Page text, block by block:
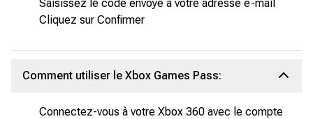
Saisissez le code envoyé à votre adresse e-mail
Cliquez sur Confirmer
Comment utiliser le Xbox Games Pass:
Connectez-vous à votre Xbox 360 avec le compte